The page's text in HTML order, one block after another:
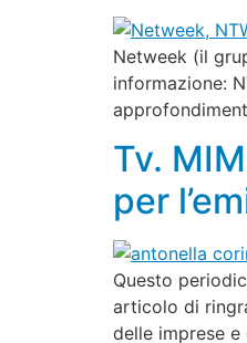
Netweek (il
informazione:
Tv.
per
Questo
articolo di
delle imprese